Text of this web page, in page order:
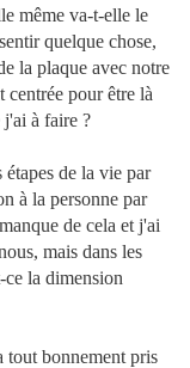
même va-t-elle le
quelque chose,
la plaque avec notre
centrée pour être là
j'ai à faire ?
de la vie par
à la personne par
de cela et j'ai
mais dans les
ce la dimension
tout bonnement pris